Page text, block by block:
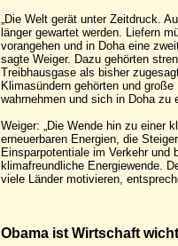
„Die Welt gerät unter Zeitdruck.
länger gewartet werden. Liefern
vorangehen und in Doha eine
sagte Weiger. Dazu gehörten
Treibhausgase als bisher
Klimasündern gehörten und
wahrnehmen und sich in Doha zu
Weiger: „Die Wende hin zu einer
erneuerbaren Energien, die
Einsparpotentiale im Verkehr und
klimafreundliche Energiewende.
viele Länder motivieren,
Obama ist Wirtschaft